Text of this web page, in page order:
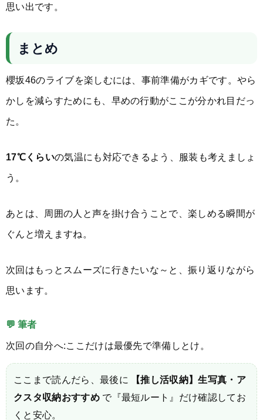
思い出です。
まとめ
櫻坂46のライブを楽しむには、事前準備がカギです。やら
かしを減らすためにも、早めの行動がここが分かれ目だっ
た。
17℃くらいの気温にも対応できるよう、服装も考えましょ
う。
あとは、周囲の人と声を掛け合うことで、楽しめる瞬間が
ぐんと増えますね。
次回はもっとスムーズに行きたいな～と、振り返りながら
思います。
💬 筆者
次回の自分へ:ここだけは最優先で準備しとけ。
ここまで読んだら、最後に
【推し活収納】生写真・ア
クスタ収納おすすめで『最短ルート』だけ確認してお
くと安心。